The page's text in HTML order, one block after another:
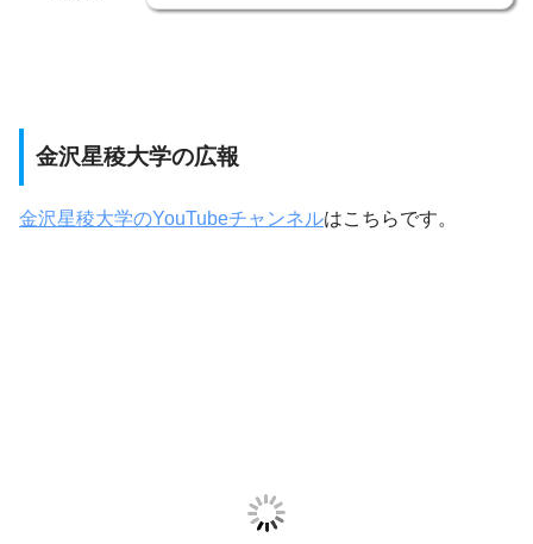
金沢星稜大学の広報
金沢星稜大学のYouTubeチャンネルはこちらです。